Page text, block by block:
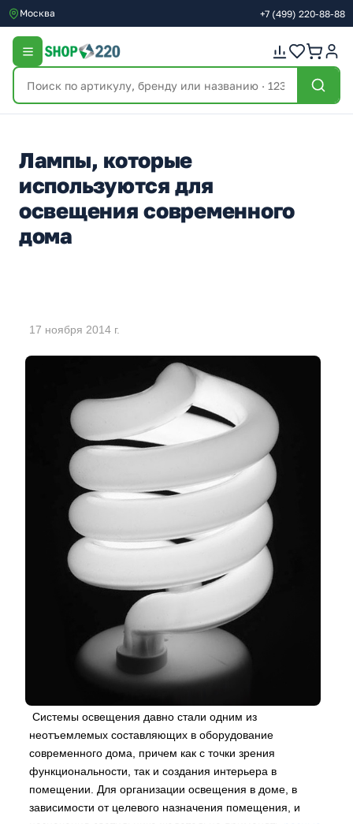
Москва +7 (499) 220-88-88
Лампы, которые
используются для
освещения современного
дома
17 ноября 2014 г.
Системы освещения давно стали одним из
неотъемлемых составляющих в оборудование
современного дома, причем как с точки зрения
функциональности, так и создания интерьера в
помещении. Для организации освещения в доме, в
зависимости от целевого назначения помещения, и